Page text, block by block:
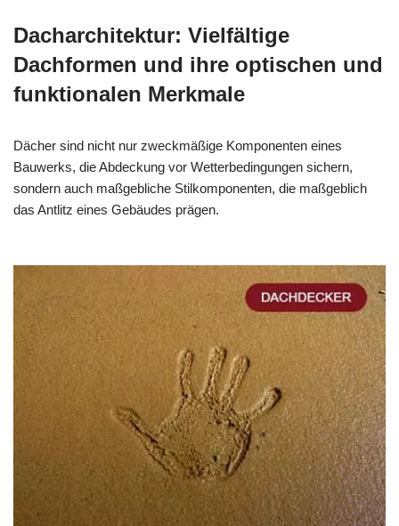
Dacharchitektur: Vielfältige
Dachformen und ihre optischen und
funktionalen Merkmale
Dächer sind nicht nur zweckmäßige Komponenten eines
Bauwerks, die Abdeckung vor Wetterbedingungen sichern,
sondern auch maßgebliche Stilkomponenten, die maßgeblich
das Antlitz eines Gebäudes prägen.